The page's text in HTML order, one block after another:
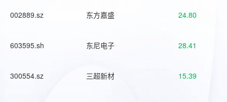
002889.sz 东方嘉盛 24.80
603595.sh 东尼电子 28.41
300554.sz 三超新材 15.39